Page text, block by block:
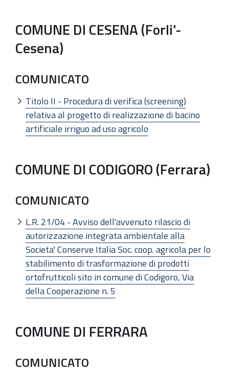
COMUNE DI CESENA (Forli'-
Cesena)
COMUNICATO
Titolo II - Procedura di verifica (screening)
relativa al progetto di realizzazione di bacino
artificiale irriguo ad uso agricolo
COMUNE DI CODIGORO (Ferrara)
COMUNICATO
L.R. 21/04 - Avviso dell'avvenuto rilascio di
autorizzazione integrata ambientale alla
Societa' Conserve Italia Soc. coop. agricola per lo
stabilimento di trasformazione di prodotti
ortofrutticoli sito in comune di Codigoro, Via
della Cooperazione n. 5
COMUNE DI FERRARA
COMUNICATO